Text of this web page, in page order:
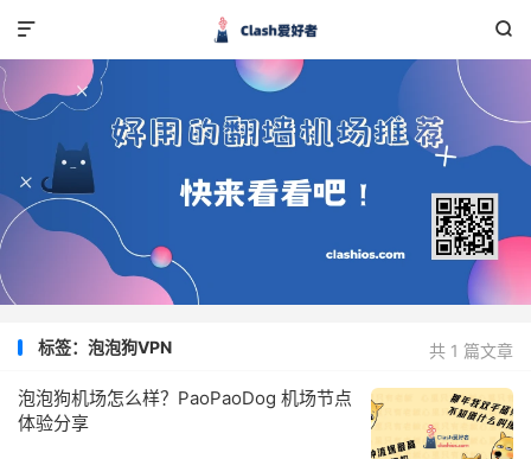


共 1 篇文章
标签：泡泡狗VPN
泡泡狗机场怎么样？PaoPaoDog 机场节点
体验分享